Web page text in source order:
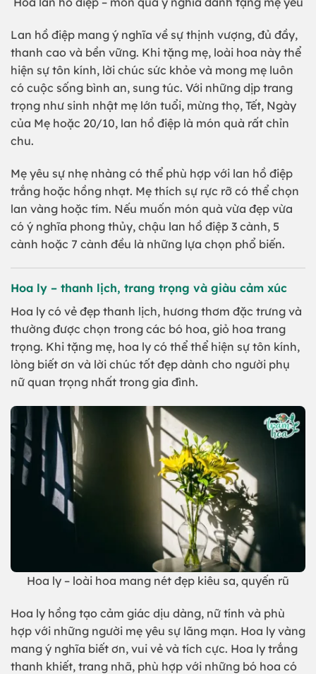
Lan hồ điệp mang ý nghĩa về sự thịnh vượng, đủ đầy,
thanh cao và bền vững. Khi tặng mẹ, loài hoa này thể
hiện sự tôn kính, lời chúc sức khỏe và mong mẹ luôn
có cuộc sống bình an, sung túc. Với những dịp trang
trọng như sinh nhật mẹ lớn tuổi, mừng thọ, Tết, Ngày
của Mẹ hoặc 20/10, lan hồ điệp là món quà rất chỉn
chu.
Mẹ yêu sự nhẹ nhàng có thể phù hợp với lan hồ điệp
trắng hoặc hồng nhạt. Mẹ thích sự rực rỡ có thể chọn
lan vàng hoặc tím. Nếu muốn món quà vừa đẹp vừa
có ý nghĩa phong thủy, chậu lan hồ điệp 3 cành, 5
cành hoặc 7 cành đều là những lựa chọn phổ biến.
Hoa ly – thanh lịch, trang trọng và giàu cảm xúc
Hoa ly có vẻ đẹp thanh lịch, hương thơm đặc trưng và
thường được chọn trong các bó hoa, giỏ hoa trang
trọng. Khi tặng mẹ, hoa ly có thể thể hiện sự tôn kính,
lòng biết ơn và lời chúc tốt đẹp dành cho người phụ
nữ quan trọng nhất trong gia đình.
Hoa ly – loài hoa mang nét đẹp kiêu sa, quyến rũ
Hoa ly hồng tạo cảm giác dịu dàng, nữ tính và phù
hợp với những người mẹ yêu sự lãng mạn. Hoa ly vàng
mang ý nghĩa biết ơn, vui vẻ và tích cực. Hoa ly trắng
thanh khiết, trang nhã, phù hợp với những bó hoa có